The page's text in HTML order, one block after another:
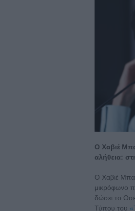
Ο Χαβιέ
αλήθεια:
Ο Χαβιέ
μικρόφωνο
δώσει το
Τύπου του